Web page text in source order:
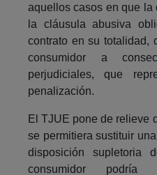
aquellos casos en que la
la cláusula abusiva
contrato en su totalidad,
consumidor a
perjudiciales, que
penalización.
El TJUE pone de relieve
se permitiera sustituir
disposición supletoria
consumidor